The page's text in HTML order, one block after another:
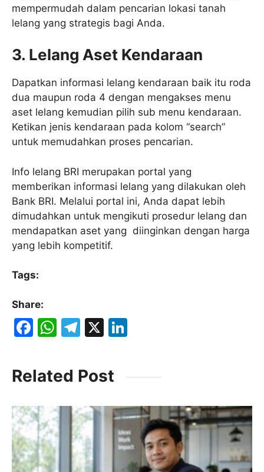
mempermudah dalam pencarian lokasi tanah
lelang yang strategis bagi Anda.
3. Lelang Aset Kendaraan
Dapatkan informasi lelang kendaraan baik itu roda
dua maupun roda 4 dengan mengakses menu
aset lelang kemudian pilih sub menu kendaraan.
Ketikan jenis kendaraan pada kolom “search”
untuk memudahkan proses pencarian.
Info lelang BRI merupakan portal yang
memberikan informasi lelang yang dilakukan oleh
Bank BRI. Melalui portal ini, Anda dapat lebih
dimudahkan untuk mengikuti prosedur lelang dan
mendapatkan aset yang diinginkan dengan harga
yang lebih kompetitif.
Tags:
Share:
F
c
e
b
o
o
k
W
at
s
A
p
p
T
e
gr
a
m
X
dI
n
Related Post